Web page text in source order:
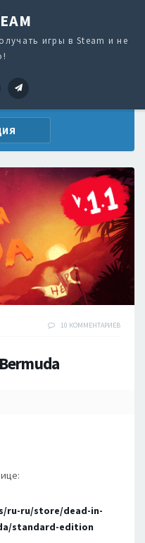
игры в Steam и не
Twitter
10 КОММЕНТАРИЕВ
ru-ru/store/dead-in-
standard-edition